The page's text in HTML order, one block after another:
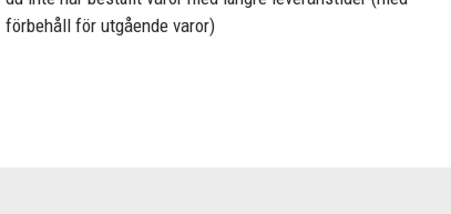
förbehåll för utgående varor)